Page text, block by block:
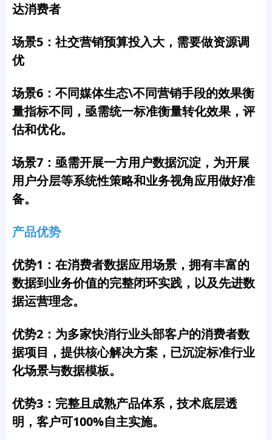
达消费者
场景5：社交营销预算投入大，需要做资源调
优
场景6：不同媒体生态\不同营销手段的效果衡
量指标不同 ，亟需统一标准衡量转化效果，评
估和优化。
场景7：亟需开展一方用户数据沉淀，为开展
用户分层等系统性策略和业务视角应用做好准
备。
产品优势
优势1：在消费者数据应用场景，拥有丰富的
数据到业务价值的完整闭环实践，以及先进数
据运营理念。
优势2：为多家快消行业头部客户的消费者数
据项目，提供核心解决方案，已沉淀标准行业
化场景与数据模板。
优势3：完整且成熟产品体系，技术底层透
明，客户可100%自主实施。